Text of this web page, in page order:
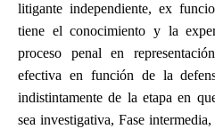
litigante independiente, ex
tiene el conocimiento y la
proceso penal en
efectiva en función de la
indistintamente de la etapa en
sea investigativa, Fase